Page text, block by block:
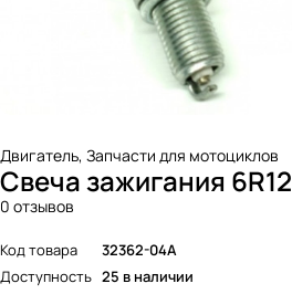
Двигатель, Запчасти для мотоциклов
Свеча зажигания 6R12
0 отзывов
Код товара
32362-04A
Доступность 25 в наличии